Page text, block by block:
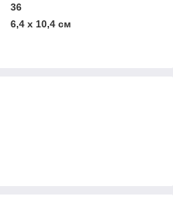
36
6,4 х 10,4 см